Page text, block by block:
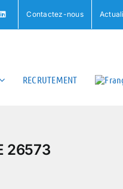
Contactez-nous
RECRUTEMENT
26573